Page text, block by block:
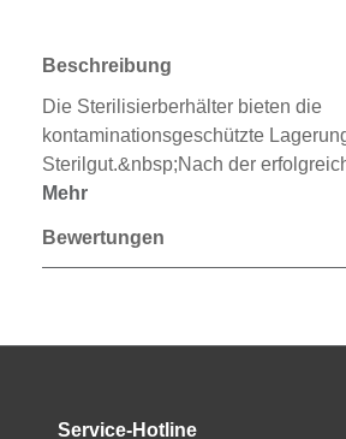
Beschreibung
Die Sterilisierberhälter bieten die
kontaminationsgeschützte
Sterilgut.&nbsp;Nach der
Mehr
Bewertungen
Service-Hotline